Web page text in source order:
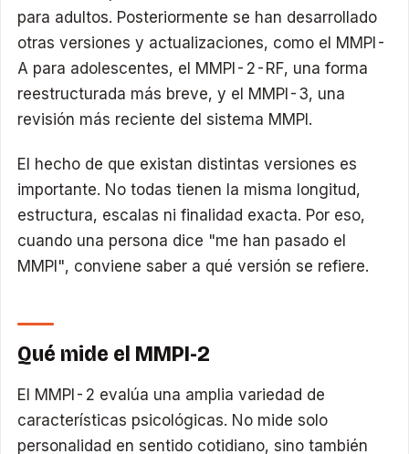
para adultos. Posteriormente se han desarrollado
otras versiones y actualizaciones, como el MMPI-
A para adolescentes, el MMPI-2-RF, una forma
reestructurada más breve, y el MMPI-3, una
revisión más reciente del sistema MMPI.
El hecho de que existan distintas versiones es
importante. No todas tienen la misma longitud,
estructura, escalas ni finalidad exacta. Por eso,
cuando una persona dice "me han pasado el
MMPI", conviene saber a qué versión se refiere.
Qué mide el MMPI-2
El MMPI-2 evalúa una amplia variedad de
características psicológicas. No mide solo
personalidad en sentido cotidiano, sino también